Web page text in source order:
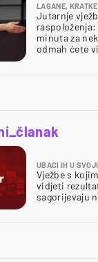
LAGANE,
Jutarnje
minuta za
odmah ćete
UBACI IH U
Vježbe s
vidjeti
sagorijevaju